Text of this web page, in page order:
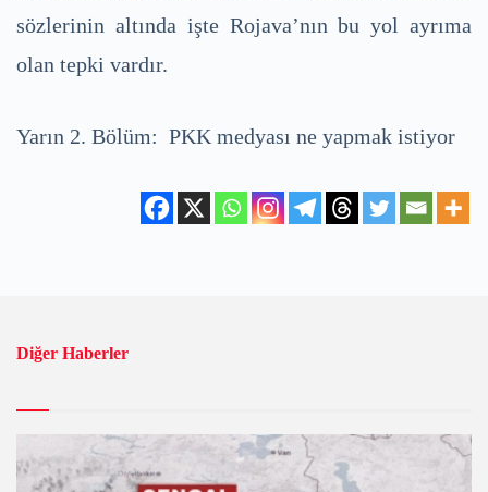
sözlerinin altında işte Rojava’nın bu yol ayrıma
olan tepki vardır.
Yarın 2. Bölüm: PKK medyası ne yapmak istiyor
Diğer Haberler